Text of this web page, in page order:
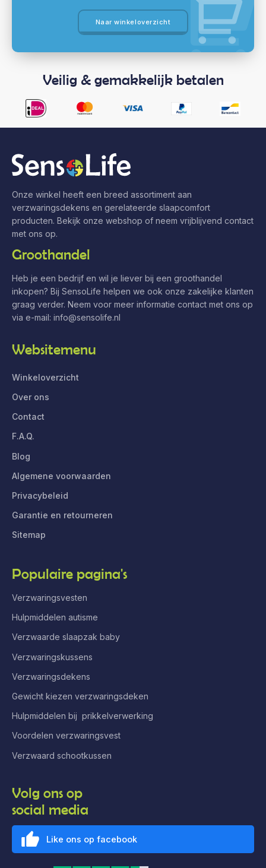
Naar winkeloverzicht
Veilig & gemakkelijk betalen
Onze winkel heeft een breed assortiment aan
verzwaringsdekens en gerelateerde slaapcomfort
producten. Bekijk onze webshop of neem vrijblijvend contact
met ons op.
Groothandel
Heb je een bedrijf en wil je liever bij een groothandel
inkopen? Bij SensoLife helpen we ook onze zakelijke klanten
graag verder. Neem voor meer informatie contact met ons op
via e-mail: info@sensolife.nl
Websitemenu
Winkeloverzicht
Over ons
Contact
F.A.Q.
Blog
Algemene voorwaarden
Privacybeleid
Garantie en retourneren
Sitemap
Populaire pagina's
Verzwaringsvesten
Hulpmiddelen autisme
Verzwaarde slaapzak baby
Verzwaringskussens
Verzwaringsdekens
Gewicht kiezen verzwaringsdeken
Hulpmiddelen bij prikkelverwerking
Voordelen verzwaringsvest
Verzwaard schootkussen
Volg ons op
social media
Like ons op facebook